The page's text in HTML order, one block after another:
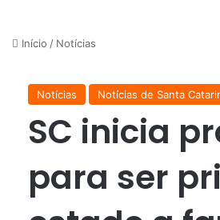
Início / Notícias
Notícias Notícias de Santa
SC inicia
para ser